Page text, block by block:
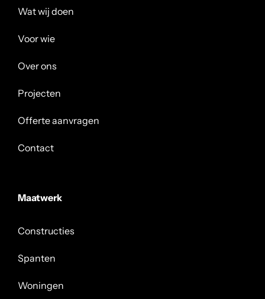
Wat wij doen
Voor wie
Over ons
Projecten
Offerte aanvragen
Contact
Maatwerk
Constructies
Spanten
Woningen